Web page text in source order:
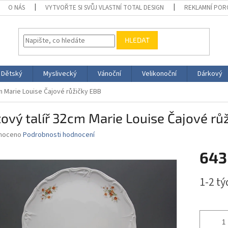
O NÁS VYTVOŘTE SI SVŮJ VLASTNÍ TOTAL DESIGN REKLAMNÍ
HLEDAT
Dětský Myslivecký Vánoční Velikonoční Dárkový
Louise Čajové růžičky EBB
talíř 32cm Marie Louise Čajové
Podrobnosti hodnocení
cena:
1-2